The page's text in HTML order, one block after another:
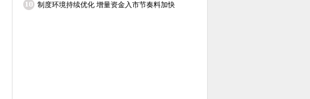
制度环境持续优化 增量资金入市节奏料加快